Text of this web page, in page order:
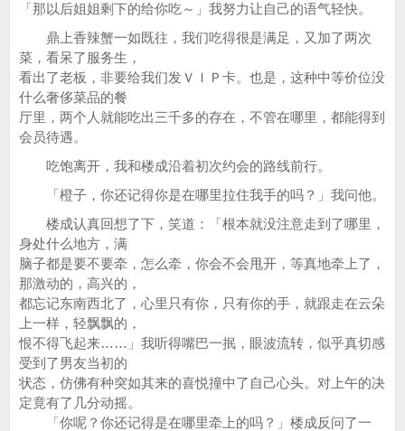
「那以后姐姐剩下的给你吃～」我努力让自己的语气轻快。
鼎上香辣蟹一如既往，我们吃得很是满足，又加了两次
菜，看呆了服务生，
看出了老板，非要给我们发ＶＩＰ卡。也是，这种中等价位没
什么奢侈菜品的餐
厅里，两个人就能吃出三千多的存在，不管在哪里，都能得到
会员待遇。
吃饱离开，我和楼成沿着初次约会的路线前行。
「橙子，你还记得你是在哪里拉住我手的吗？」我问他。
楼成认真回想了下，笑道：「根本就没注意走到了哪里，
身处什么地方，满
脑子都是要不要牵，怎么牵，你会不会甩开，等真地牵上了，
那激动的，高兴的，
都忘记东南西北了，心里只有你，只有你的手，就跟走在云朵
上一样，轻飘飘的，
恨不得飞起来……」我听得嘴巴一抿，眼波流转，似乎真切感
受到了男友当初的
状态，仿佛有种突如其来的喜悦撞中了自己心头。对上午的决
定竟有了几分动摇。
「你呢？你还记得是在哪里牵上的吗？」楼成反问了一